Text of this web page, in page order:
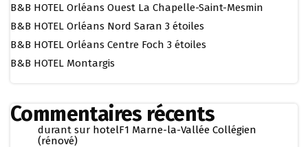
B&B HOTEL Orléans Ouest La Chapelle-Saint-Mesmin
B&B HOTEL Orléans Nord Saran 3 étoiles
B&B HOTEL Orléans Centre Foch 3 étoiles
B&B HOTEL Montargis
Commentaires récents
durant sur hotelF1 Marne-la-Vallée Collégien
(rénové)